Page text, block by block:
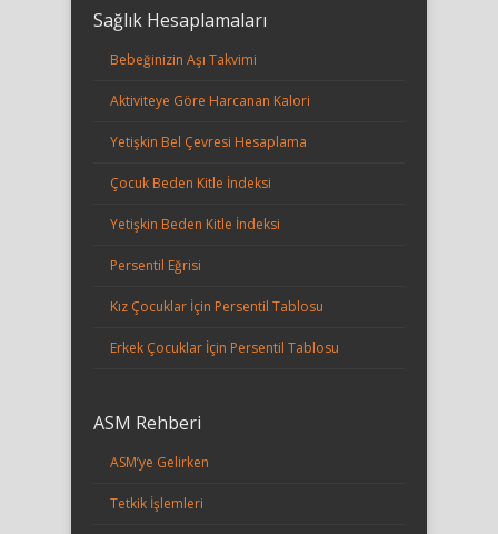
Sağlık Hesaplamaları
Bebeğinizin Aşı Takvimi
Aktiviteye Göre Harcanan Kalori
Yetişkin Bel Çevresi Hesaplama
Çocuk Beden Kitle İndeksi
Yetişkin Beden Kitle İndeksi
Persentil Eğrisi
Kız Çocuklar İçin Persentil Tablosu
Erkek Çocuklar İçin Persentil Tablosu
ASM Rehberi
ASM’ye Gelirken
Tetkik İşlemleri